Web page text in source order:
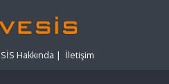
Hakkında | İletişim